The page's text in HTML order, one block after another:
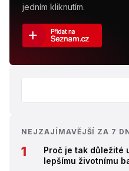
jedním kliknutím.
NEJZAJÍMAVĚJŠÍ ZA 7
Proč je tak důležité
lepšímu životnímu